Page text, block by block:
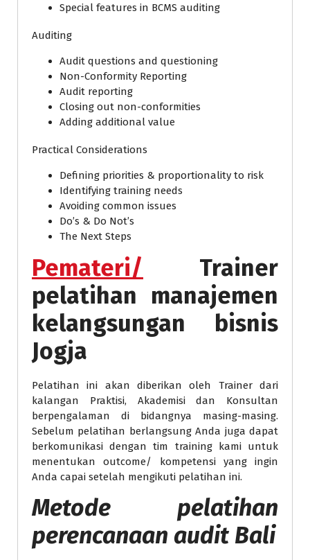
Special features in BCMS auditing
Auditing
Audit questions and questioning
Non-Conformity Reporting
Audit reporting
Closing out non-conformities
Adding additional value
Practical Considerations
Defining priorities & proportionality to risk
Identifying training needs
Avoiding common issues
Do’s & Do Not’s
The Next Steps
Pemateri/ Trainer
pelatihan manajemen
kelangsungan bisnis
Jogja
Pelatihan ini akan diberikan oleh Trainer dari
kalangan Praktisi, Akademisi dan Konsultan
berpengalaman di bidangnya masing-masing.
Sebelum pelatihan berlangsung Anda juga dapat
berkomunikasi dengan tim training kami untuk
menentukan outcome/ kompetensi yang ingin
Anda capai setelah mengikuti pelatihan ini.
Metode pelatihan
perencanaan audit Bali